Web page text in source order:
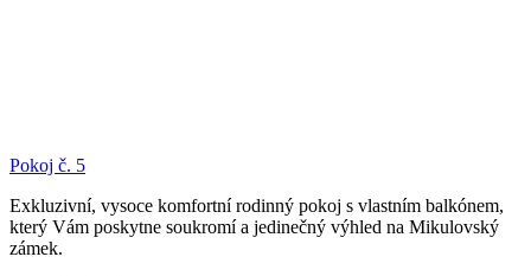
Pokoj č. 5
Exkluzivní, vysoce komfortní rodinný pokoj s vlastním balkónem,
který Vám poskytne soukromí a jedinečný výhled na Mikulovský
zámek.